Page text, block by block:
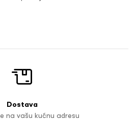
Dostava
na vašu kućnu adresu